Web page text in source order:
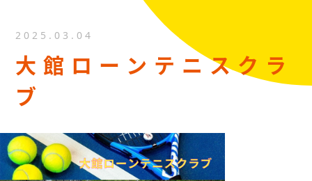
2025.03.04
大館ローンテニスクラ
ブ